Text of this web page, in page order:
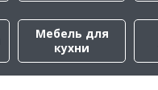
Мебель для
кухни